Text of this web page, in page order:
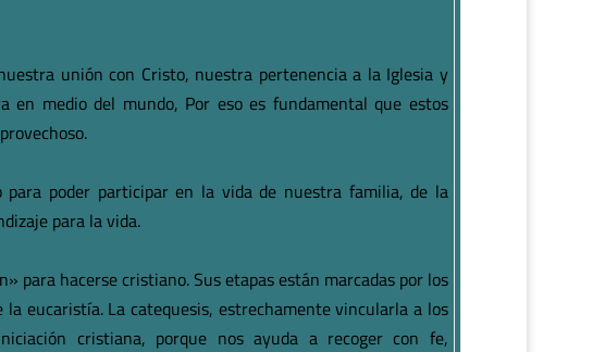
unión con Cristo, nuestra pertenencia a la Iglesia y
en medio del mundo, Por eso es fundamental que estos
para poder participar en la vida de nuestra familia, de la
para la vida.
para hacerse cristiano. Sus etapas están marcadas por los
eucaristía. La catequesis, estrechamente vincularla a los
cristiana, porque nos ayuda a recoger con fe,